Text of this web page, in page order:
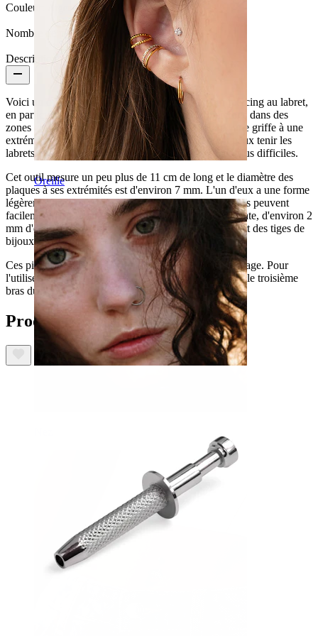
Oreille
Couleur: Argenté
Nombre de pièces:1
Description
Voici un outil essentiel pour la prise en main d'un piercing au labret,
en particulier pour le tragus ou pour d’autres piercings dans des
zones compliquées. Avec l'aide de ces pinces avec une griffe à une
extrémité et une plaque circulaire plate à l'autre, tu peux tenir les
labrets très facilement, en particulier dans les zones plus difficiles.
Cet outil mesure un peu plus de 11 cm de long et le diamètre des
plaques à ses extrémités est d'environ 7 mm. L'un d'eux a une forme
légèrement concave, de sorte que les boules des labrets peuvent
facilement être attachées à elle. L'autre a une petite fente, d'environ 2
mm d'épaisseur, qui permettra l'adhérence de la plupart des tiges de
bijoux.
Ces pinces sont équipées d'un mécanisme de verrouillage. Pour
l'utiliser, il suffit d'ouvrir les bras du bijou et de placer le troisième
bras du bijou dans la fente avec un doigt.
Produits similaires